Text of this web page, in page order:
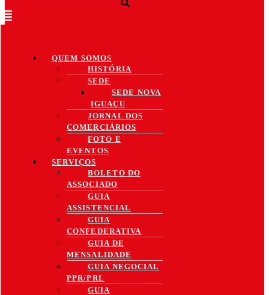
QUEM SOMOS
HISTÓRIA
SEDE
SEDE NOVA
IGUAÇU
JORNAL DOS
COMERCIÁRIOS
FOTO E
EVENTOS
SERVIÇOS
BOLETO DO
ASSOCIADO
GUIA
ASSISTENCIAL
GUIA
CONFEDERATIVA
GUIA DE
MENSALIDADE
GUIA NEGOCIAL
PPR/PRL
GUIA